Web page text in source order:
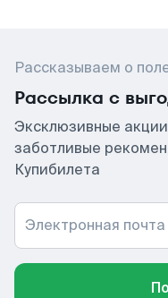
Рассказываем о
Рассылка с
Эксклюзивные
заботливые
Купибилета
Электронная почта